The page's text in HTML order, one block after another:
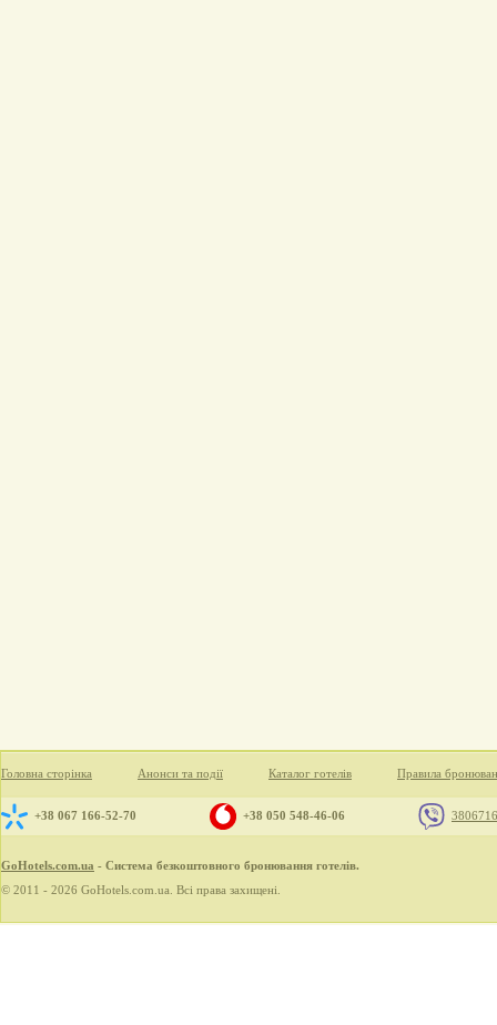
Головна сторінка Анонси та події Каталог готелів Правила
+38 067 166-52-70 +38 050 548-46-06
GoHotels.com.ua - Система безкоштовного бронювання готелів.
© 2011 - 2026 GoHotels.com.ua. Всі права захищені.